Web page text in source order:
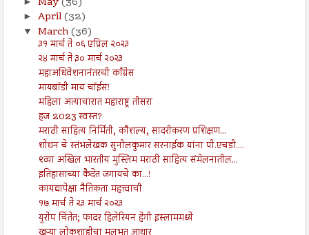
► April(32)
▼ March(36)
३१ मार्च ते ०६ एप्रिल २०२३
२४ मार्च ते ३० मार्च २०२३
महाअधिवेशनानंतरची काँग्रेस
मायबॉडी माय चॉईस!
महिला अत्याचारात महाराष्ट्र तीसरा
हज 2023 स्वस्त?
मराठी साहित्य निर्मिती, कौशल्य, सादरीकरण प्रशिक्षण...
शोधन चे स्तंभलेखक सुनीलकुमार सरनाईक यांना पी.एचडी....
९व्या अखिल भारतीय मुस्लिम मराठी साहित्य संमेलनातील...
इतिहासाच्या कैदेत जगायचे का...!
कायद्यापेक्षा नैतिकता महत्त्वाची
१७ मार्च ते २३ मार्च २०२३
युरोप चिंतेत; फादर हिलेरियन हेगी इस्लाममध्ये